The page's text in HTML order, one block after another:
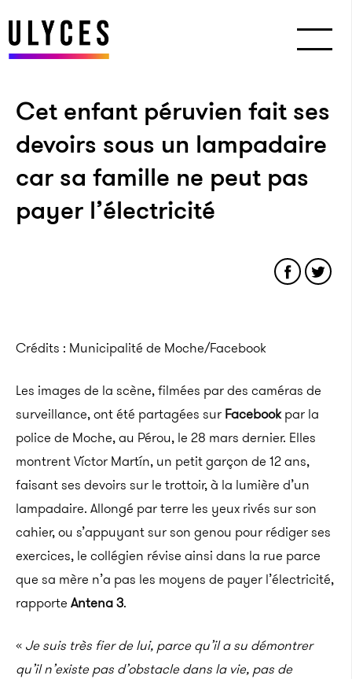
Cet enfant péruvien fait ses
devoirs sous un lampadaire
car sa famille ne peut pas
payer l’électricité
Crédits : Municipalité de Moche/Facebook
Les images de la scène, filmées par des caméras de
surveillance, ont été partagées sur Facebookpar la
police de Moche, au Pérou, le 28 mars dernier. Elles
montrent Víctor Martín, un petit garçon de 12 ans,
faisant ses devoirs sur le trottoir, à la lumière d’un
lampadaire. Allongé par terre les yeux rivés sur son
cahier, ou s’appuyant sur son genou pour rédiger ses
exercices, le collégien révise ainsi dans la rue parce
que sa mère n’a pas les moyens de payer l’électricité,
rapporte Antena 3.
« Je suis très fier de lui, parce qu’il a su démontrer
qu’il n’existe pas d’obstacle dans la vie, pas de